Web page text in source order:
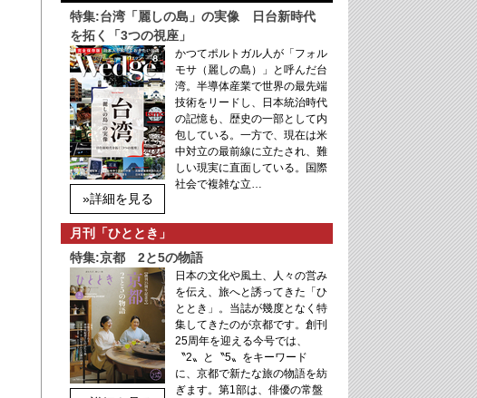
特集:台湾「麗しの島」の実像 日台新時代
を拓く「3つの視座」
»詳細を見る
かつてポルトガル人が「フォル
モサ（麗しの島）」と呼んだ台
湾。半導体産業で世界の最先端
技術をリードし、日本統治時代
の記憶も、歴史の一部として内
包している。一方で、現在は米
中対立の最前線に立たされ、難
しい現実に直面している。国際
社会で複雑な立…
月刊「ひととき」
特集:京都 2と5の物語
日本の文化や風土、人々の営み
を伝え、旅へと誘ってきた「ひ
ととき」。当誌が幾度となく特
集してきたのが京都です。創刊
25周年を迎える今号では、
〝2〟と〝5〟をキーワード
に、京都で新たな旅の物語を紡
ぎます。第1部は、俳優の常盤